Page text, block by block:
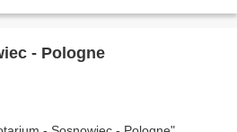
- Pologne